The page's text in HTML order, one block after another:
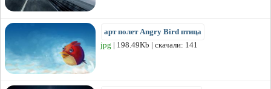
арт полет Angry Bird птица
jpg | 198.49Kb | скачали: 141